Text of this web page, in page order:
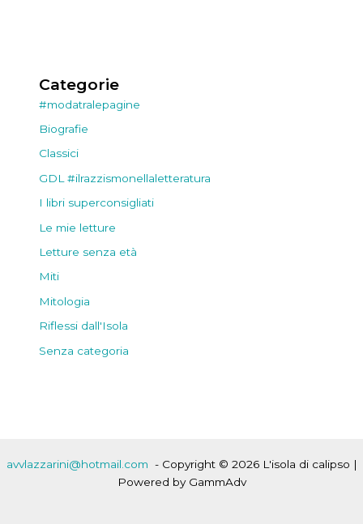
Categorie
#modatralepagine
Biografie
Classici
GDL #ilrazzismonellaletteratura
I libri superconsigliati
Le mie letture
Letture senza età
Miti
Mitologia
Riflessi dall'Isola
Senza categoria
avvlazzarini@hotmail.com - Copyright © 2026 L'isola di calipso |
Powered by GammAdv